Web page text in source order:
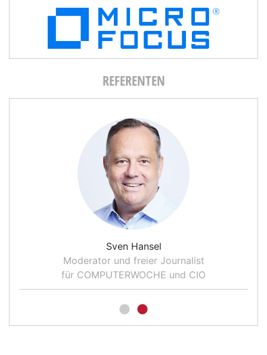
REFERENTEN
Sven Hansel
Moderator und freier Journalist
für COMPUTERWOCHE und CIO